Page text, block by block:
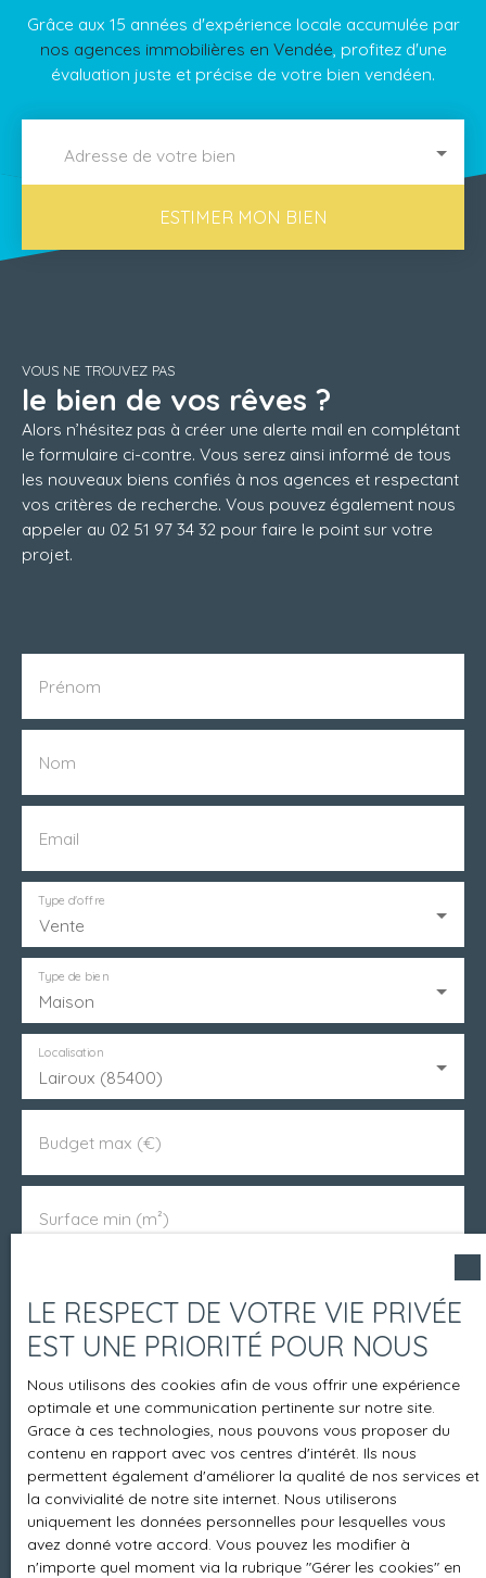
Grâce aux 15 années d'expérience locale accumulée par
nos agences immobilières en Vendée, profitez d'une
évaluation juste et précise de votre bien vendéen.
Adresse de votre bien
ESTIMER MON BIEN
VOUS NE TROUVEZ PAS
le bien de vos rêves ?
Alors n’hésitez pas à créer une alerte mail en complétant
le formulaire ci-contre. Vous serez ainsi informé de tous
les nouveaux biens confiés à nos agences et respectant
vos critères de recherche. Vous pouvez également nous
appeler au 02 51 97 34 32 pour faire le point sur votre
projet.
Prénom
Nom
Email
Vente
Type d'offre
Maison
Type de bien
Lairoux (85400)
Localisation
Budget max (€)
Surface min (m²)
J'accepte le traitement de mes données
personnelles conformément au RGPD. Si vous ne
souhaitez pas faire l'objet de prospection
commerciale par voie téléphonique, vous pouvez
vous inscrire gratuitement sur la liste d'opposition
au démarchage téléphonique, prévu par l'article
L223-1 du code de la consommation, sur le site
Internet www.bloctel.gouv.fr ou par courrier
adressé à :
LE RESPECT DE VOTRE VIE PRIVÉE
EST UNE PRIORITÉ POUR NOUS
Nous utilisons des cookies afin de vous offrir une expérience
optimale et une communication pertinente sur notre site.
Grace à ces technologies, nous pouvons vous proposer du
contenu en rapport avec vos centres d'intérêt. Ils nous
permettent également d'améliorer la qualité de nos services et
la convivialité de notre site internet. Nous utiliserons
uniquement les données personnelles pour lesquelles vous
avez donné votre accord. Vous pouvez les modifier à
n'importe quel moment via la rubrique ″Gérer les cookies″ en